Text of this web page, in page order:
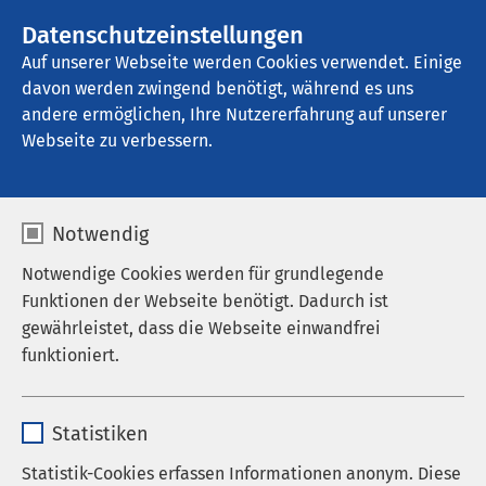
Datenschutzeinstellungen
Auf unserer Webseite werden Cookies verwendet. Einige
davon werden zwingend benötigt, während es uns
andere ermöglichen, Ihre Nutzererfahrung auf unserer
Webseite zu verbessern.
Notwendig
Notwendige Cookies werden für grundlegende
Funktionen der Webseite benötigt. Dadurch ist
gewährleistet, dass die Webseite einwandfrei
funktioniert.
Anbieter sgalinski
Statistiken
Statistik-Cookies erfassen Informationen anonym. Diese
AMEOS Klinikum Hildesheim